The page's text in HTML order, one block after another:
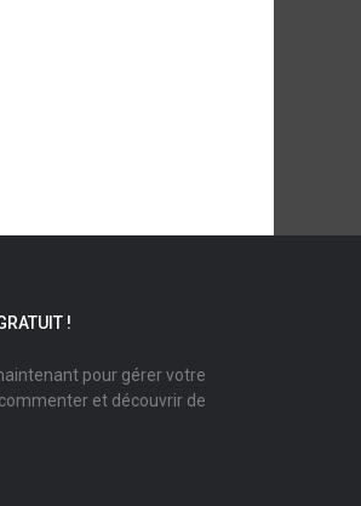
!
pour gérer votre
et découvrir de